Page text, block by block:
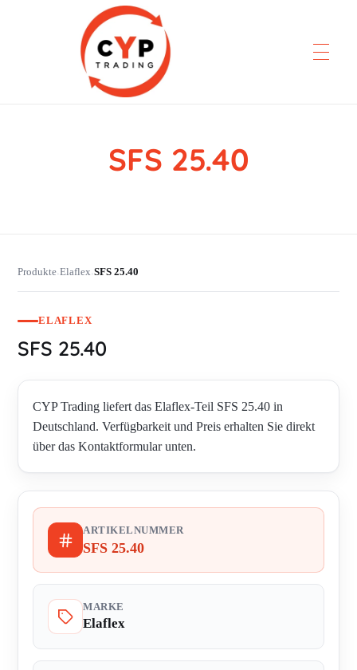
CYP TradingSFS 25.40
Produkte›Elaflex›SFS 25.40
ELAFLEX
SFS 25.40
CYP Trading liefert das Elaflex-Teil SFS 25.40 in
Deutschland. Verfügbarkeit und Preis erhalten Sie direkt
über das Kontaktformular unten.
ARTIKELNUMMER
SFS 25.40
MARKE
Elaflex